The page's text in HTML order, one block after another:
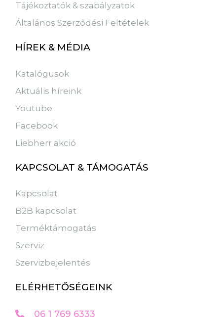
Tájékoztatók & szabályzatok
Általános Szerződési Feltételek
HÍREK & MÉDIA
Katalógusok
Aktuális híreink
Youtube
Facebook
Liebherr akció
KAPCSOLAT & TÁMOGATÁS
Kapcsolat
B2B kapcsolat
Terméktámogatás
Szerviz
Szervizbejelentés
ELÉRHETŐSÉGEINK
06 1 769 6333